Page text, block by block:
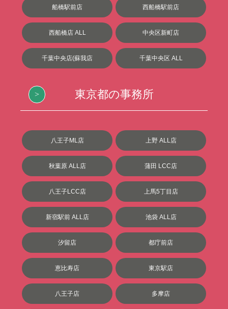
船橋駅前店 西船橋駅前店
西船橋店 ALL 中央区新町店
千葉中央店(蘇我店 千葉中央区 ALL
東京都の事務所
八王子ML店 上野 ALL店
秋葉原 ALL店 蒲田 LCC店
八王子LCC店 上馬5丁目店
新宿駅前 ALL店 池袋 ALL店
汐留店 都庁前店
恵比寿店 東京駅店
八王子店 多摩店